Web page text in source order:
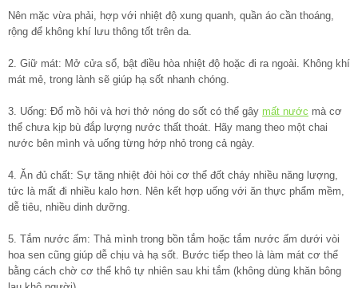
Nên mặc vừa phải, hợp với nhiệt độ xung quanh, quần áo cần thoáng,
rộng để không khí lưu thông tốt trên da.
2. Giữ mát: Mở cửa sổ, bật điều hòa nhiệt độ hoặc đi ra ngoài. Không khí
mát mẻ, trong lành sẽ giúp hạ sốt nhanh chóng.
3. Uống: Đổ mồ hôi và hơi thở nóng do sốt có thể gây mất nước mà cơ
thể chưa kịp bù đắp lượng nước thất thoát. Hãy mang theo một chai
nước bên mình và uống từng hớp nhỏ trong cả ngày.
4. Ăn đủ chất: Sự tăng nhiệt đòi hòi cơ thể đốt cháy nhiều năng lượng,
tức là mất đi nhiều kalo hơn. Nên kết hợp uống với ăn thực phẩm mềm,
dễ tiêu, nhiều dinh dưỡng.
5. Tắm nước ấm: Thả mình trong bồn tắm hoặc tắm nước ấm dưới vòi
hoa sen cũng giúp dễ chịu và hạ sốt. Bước tiếp theo là làm mát cơ thể
bằng cách chờ cơ thể khô tự nhiên sau khi tắm (không dùng khăn bông